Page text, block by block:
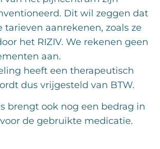
Dit wil zeggen dat
tarieven aanrekenen, zoals ze
het RIZIV. We rekenen geen
aan.
heeft een therapeutisch
dus vrijgesteld van BTW.
brengt ook nog een bedrag in
de gebruikte medicatie.